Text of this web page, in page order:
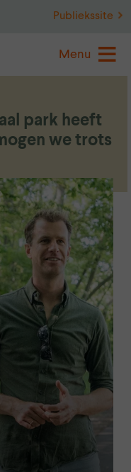
Publiekssite
Menu
park heeft
we trots